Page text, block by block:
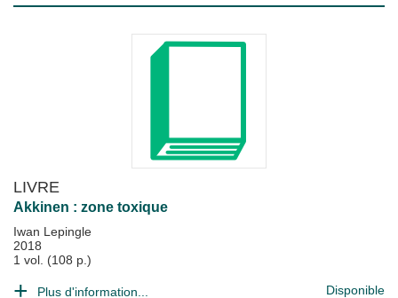
LIVRE
Akkinen : zone toxique
Iwan Lepingle
2018
1 vol. (108 p.)
Plus d'information... Disponible